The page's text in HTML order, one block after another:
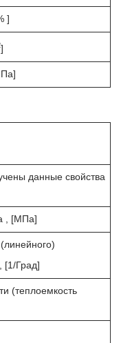
]
]
данные свойства
, [МПа]
Град]
(теплоемкость